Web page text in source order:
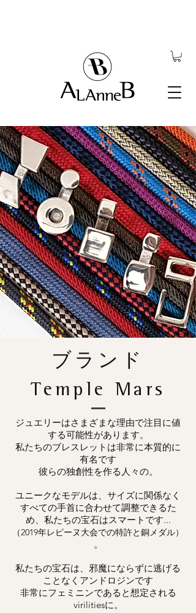
ブランド
Temple Mars
ジュエリーはさまざまな理由で注目に値
する可能性があります。
私たちのブレスレットは非常に本質的に
有名です
彼らの独創性を作る人々の。
ユニークなモデルは、サイズに関係なく
すべての手首に合わせて調整できるた
め、私たちの宝石はスマートです...
（2019年レピーヌ大会での特許と銅メダル）
。
私たちの宝石は、邪魔にならずに逃げる
ことなくアンドロジンです
非常にフェミニンであると想定される
virilitiesに。